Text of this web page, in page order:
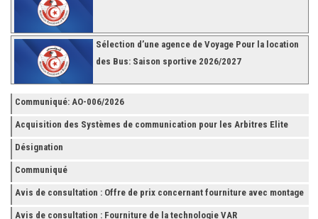
Sélection d’une agence de Voyage Pour la location
des Bus: Saison sportive 2026/2027
Communiqué: AO-006/2026
Acquisition des Systèmes de communication pour les Arbitres Elite
Désignation
Communiqué
Avis de consultation : Offre de prix concernant fourniture avec montage
et finition de RAYONNAGES pour la Fédération Tunisienne de Football
Avis de consultation : Fourniture de la technologie VAR